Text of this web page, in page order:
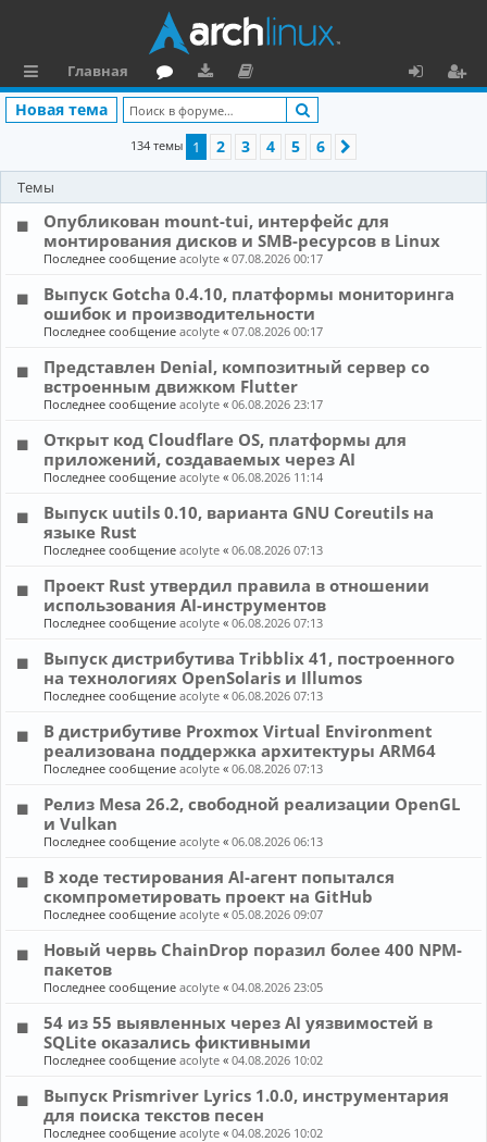
с
л
к
и
Главная
о
м
аг
ру
зк
и
о
ку
м
е
н
та
ц
и
я
д
ст
р
Новая тема
134 темы 1 2 3 4 5 6
Темы
Опубликован mount-tui, интерфейс для
монтирования дисков и SMB-ресурсов в Linux
Последнее сообщениеacolyte «07.08.2026 00:17
Выпуск Gotcha 0.4.10, платформы мониторинга
ошибок и производительности
Последнее сообщениеacolyte «07.08.2026 00:17
Представлен Denial, композитный сервер со
встроенным движком Flutter
Последнее сообщениеacolyte «06.08.2026 23:17
Открыт код Cloudflare OS, платформы для
приложений, создаваемых через AI
Последнее сообщениеacolyte «06.08.2026 11:14
Выпуск uutils 0.10, варианта GNU Coreutils на
языке Rust
Последнее сообщениеacolyte «06.08.2026 07:13
Проект Rust утвердил правила в отношении
использования AI-инструментов
Последнее сообщениеacolyte «06.08.2026 07:13
Выпуск дистрибутива Tribblix 41, построенного
на технологиях OpenSolaris и Illumos
Последнее сообщениеacolyte «06.08.2026 07:13
В дистрибутиве Proxmox Virtual Environment
реализована поддержка архитектуры ARM64
Последнее сообщениеacolyte «06.08.2026 07:13
Релиз Mesa 26.2, свободной реализации OpenGL
и Vulkan
Последнее сообщениеacolyte «06.08.2026 06:13
В ходе тестирования AI-агент попытался
скомпрометировать проект на GitHub
Последнее сообщениеacolyte «05.08.2026 09:07
Новый червь ChainDrop поразил более 400 NPM-
пакетов
Последнее сообщениеacolyte «04.08.2026 23:05
54 из 55 выявленных через AI уязвимостей в
SQLite оказались фиктивными
Последнее сообщениеacolyte «04.08.2026 10:02
Выпуск Prismriver Lyrics 1.0.0, инструментария
для поиска текстов песен
Последнее сообщениеacolyte «04.08.2026 10:02